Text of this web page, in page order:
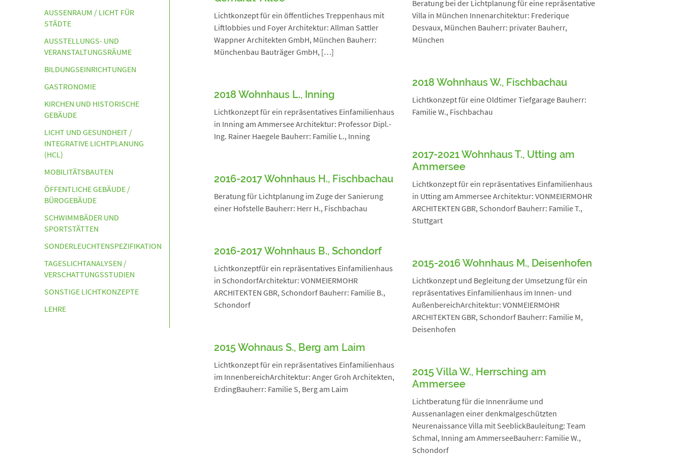
AUSSENRAUM / LICHT FÜR S
TÄDTE
AUSSTELLUNGS- UND
VERANSTALTUNGSRÄUME
BILDUNGSEINRICHTUNGEN
GASTRONOMIE
KIRCHEN UND HISTORISCHE
GEBÄUDE
LICHT UND GESUNDHEIT /
INTEGRATIVE LICHTPLANUNG
(HCL)
MOBILITÄTSBAUTEN
ÖFFENTLICHE GEBÄUDE /
BÜROGEBÄUDE
SCHWIMMBÄDER UND
SPORTSTÄTTEN
SONDERLEUCHTENSPEZIFIKATION
TAGESLICHTANALYSEN /
VERSCHATTUNGSSTUDIEN
SONSTIGE LICHTKONZEPTE
LEHRE
Lichtkonzept für ein öffentliches Treppenhaus mit
Liftlobbies und Foyer Architektur: Allman Sattler
Wappner Architekten GmbH, München Bauherr:
Münchenbau Bauträger GmbH, […]
Beratung bei der Lichtplanung für eine repräsentative
Villa in München Innenarchitektur: Frederique
Desvaux, München Bauherr: privater Bauherr,
München
2018 Wohnhaus W., Fischbachau
Lichtkonzept für eine Oldtimer Tiefgarage Bauherr:
Familie W., Fischbachau
2018 Wohnhaus L., Inning
Lichtkonzept für ein repräsentatives Einfamilienhaus
in Inning am Ammersee Architektur: Professor Dipl.-
Ing. Rainer Haegele Bauherr: Familie L., Inning
2017-2021 Wohnhaus T., Utting am
Ammersee
Lichtkonzept für ein repräsentatives Einfamilienhaus
in Utting am Ammersee Architektur: VONMEIERMOHR
ARCHITEKTEN GBR, Schondorf Bauherr: Familie T.,
Stuttgart
2016-2017 Wohnhaus H., Fischbachau
Beratung für Lichtplanung im Zuge der Sanierung
einer Hofstelle Bauherr: Herr H., Fischbachau
2016-2017 Wohnhaus B., Schondorf
Lichtkonzeptfür ein repräsentatives Einfamilienhaus
in SchondorfArchitektur: VONMEIERMOHR
ARCHITEKTEN GBR, Schondorf Bauherr: Familie B.,
Schondorf
2015-2016 Wohnhaus M., Deisenhofen
Lichtkonzept und Begleitung der Umsetzung für ein
repräsentatives Einfamilienhaus im Innen- und
AußenbereichArchitektur: VONMEIERMOHR
ARCHITEKTEN GBR, Schondorf Bauherr: Familie M,
Deisenhofen
2015 Wohnaus S., Berg am Laim
Lichtkonzept für ein repräsentatives Einfamilienhaus
im InnenbereichArchitektur: Anger Groh Architekten,
ErdingBauherr: Familie S, Berg am Laim
2015 Villa W., Herrsching am
Ammersee
Lichtberatung für die Innenräume und
Aussenanlagen einer denkmalgeschützten
Neurenaissance Villa mit SeeblickBauleitung: Team
Schmal, Inning am AmmerseeBauherr: Familie W.,
Schondorf